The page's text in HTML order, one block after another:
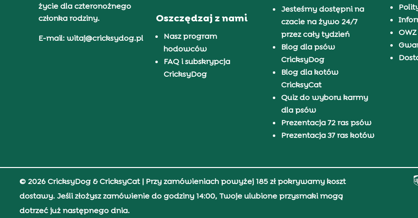
życie dla czteronożnego
członka rodziny.
E-mail: witaj@cricksydog.pl
Oszczędzaj z nami
Nasz program
hodowców
FAQ i subskrypcja
CricksyDog
Jesteśmy dostępni na
czacie na żywo 24/7
przez cały tydzień
Blog dla psów
CricksyDog
Blog dla kotów
CricksyCat
Quiz do wyboru karmy
dla psów
Prezentacja 72 ras psów
Prezentacja 37 ras kotów
OWZ
© 2026 CricksyDog & CricksyCat| Przy zamówieniach powyżej 185 zł pokrywamy koszt
dostawy. Jeśli złożysz zamówienie do godziny 14:00, Twoje ulubione przysmaki mogą
dotrzeć już następnego dnia.